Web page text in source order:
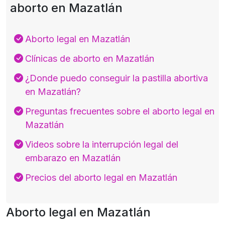
aborto en Mazatlán
Aborto legal en Mazatlán
Clínicas de aborto en Mazatlán
¿Donde puedo conseguir la pastilla abortiva
en Mazatlán?
Preguntas frecuentes sobre el aborto legal en
Mazatlán
Videos sobre la interrupción legal del
embarazo en Mazatlán
Precios del aborto legal en Mazatlán
Aborto legal en Mazatlán